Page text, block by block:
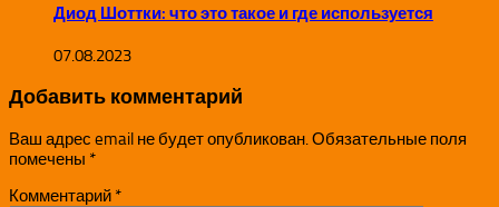
Диод Шоттки: что это такое и где используется
07.08.2023
Добавить комментарий
Ваш адрес email не будет опубликован.Обязательные поля
помечены *
Комментарий *